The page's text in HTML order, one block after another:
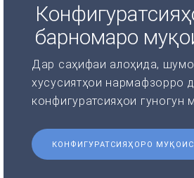
барномаро
Дар саҳифаи алоҳида,
хусусиятҳои нармафзорро
конфигуратсияҳои гуногун
КОНФИГУРАТСИЯҲОРО